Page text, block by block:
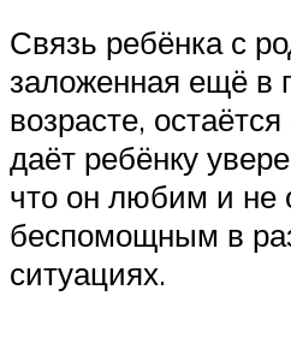
Связь ребёнка с
заложенная ещё в
возрасте,
даёт ребёнку
что он любим и не
беспомощным в
ситуациях.